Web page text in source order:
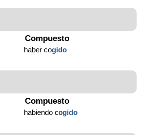
Compuesto
haber cogido
Compuesto
habiendo cogido